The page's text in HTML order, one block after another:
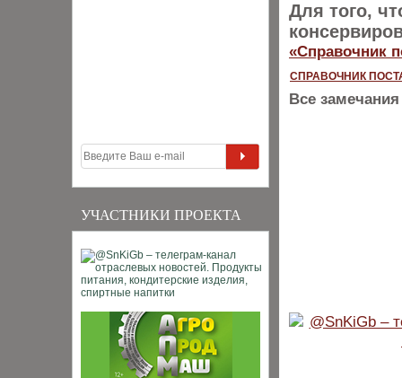
УЧАСТНИКИ ПРОЕКТА
Для того,
«Справочник
СПРАВОЧНИК
Все